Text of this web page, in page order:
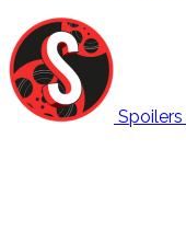
Spoilers